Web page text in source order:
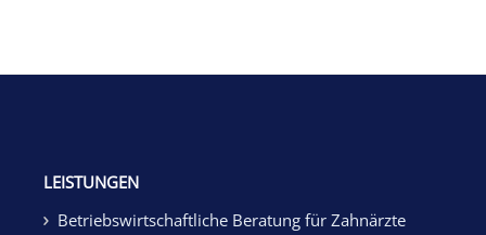
LEISTUNGEN
Betriebswirtschaftliche Beratung für Zahnärzte